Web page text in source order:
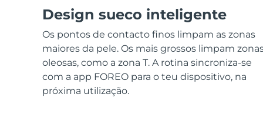
Design sueco inteligente
Os pontos de contacto finos limpam as zonas
maiores da pele. Os mais grossos limpam
oleosas, como a zona T. A rotina sincroniza-se
com a app FOREO para o teu dispositivo, na
próxima utilização.